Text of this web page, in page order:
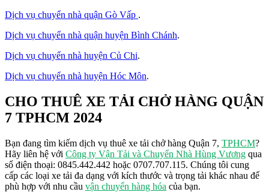
Dịch vụ chuyển nhà quận Gò Vấp .
Dịch vụ chuyển nhà quận huyện Bình Chánh.
Dịch vụ chuyển nhà huyện Củ Chi.
Dịch vụ chuyển nhà huyện Hóc Môn.
CHO THUÊ XE TẢI CHỞ HÀNG QUẬN
7 TPHCM 2024
Bạn đang tìm kiếm dịch vụ thuê xe tải chở hàng Quận 7, TPHCM?
Hãy liên hệ với Công ty Vận Tải và Chuyển Nhà Hùng Vương qua
số điện thoại: 0845.442.442 hoặc 0707.707.115. Chúng tôi cung
cấp các loại xe tải đa dạng với kích thước và trọng tải khác nhau để
phù hợp với nhu cầu vận chuyển hàng hóa của bạn.